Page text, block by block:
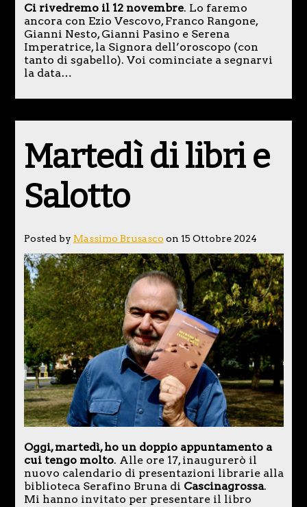
Ci rivedremo il 12 novembre. Lo faremo
ancora con Ezio Vescovo, Franco Rangone,
Gianni Nesto, Gianni Pasino e Serena
Imperatrice, la Signora dell’oroscopo (con
tanto di sgabello). Voi cominciate a segnarvi
la data…
Martedì di libri e
Salotto
Posted by Massimo Brusasco on 15 Ottobre 2024
Oggi, martedì, ho un doppio appuntamento a
cui tengo molto. Alle ore 17, inaugurerò il
nuovo calendario di presentazioni librarie alla
biblioteca Serafino Bruna di Cascinagrossa.
Mi hanno invitato per presentare il libro